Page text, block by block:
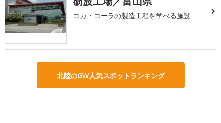
コカ・コーラの製造工程を学べる施設
北陸のGW人気スポットランキング